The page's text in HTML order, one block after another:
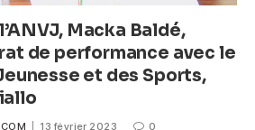
Macka Baldé,
de performance avec le
et des Sports,
13 février 2023 0